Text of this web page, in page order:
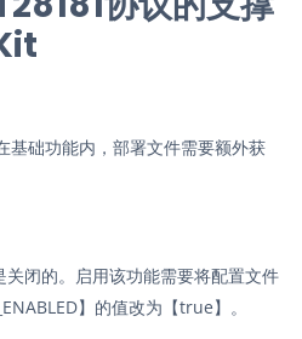
基础功能内，部署文件需要额外获
闭的。启用该功能需要将配置文件
】的值改为【true】。